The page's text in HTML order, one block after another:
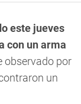
este jueves
con un arma
observado por
un